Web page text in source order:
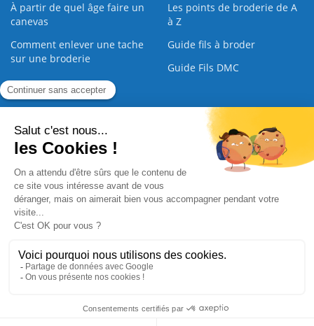
À partir de quel âge faire un
canevas
Les points de broderie de A
à Z
Comment enlever une tache
sur une broderie
Guide fils à broder
Guide Fils DMC
Guide de la Broderie
Commande Papier Qui sommes nous Nous contacter |
Paiement sécurisé
2008 - 2026 © CreaMagic. ALL Rights Reserved.